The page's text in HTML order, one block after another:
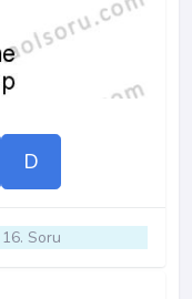
D
Soru